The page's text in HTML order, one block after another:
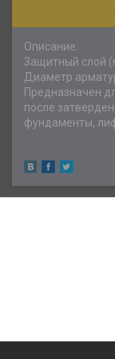
Описание:
Защитный слой
Диаметр
Предназначен
после
фундаменты,